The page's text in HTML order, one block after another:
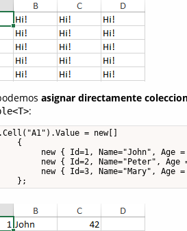
asignar directamente
:
= new[]
{
new { Id=1, Name="John", Age =
new { Id=2, Name="Peter", Age
new { Id=3, Name="Mary", Age =
};